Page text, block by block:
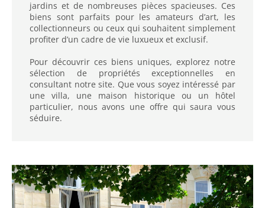
jardins et de nombreuses pièces spacieuses. Ces
biens sont parfaits pour les amateurs d’art, les
collectionneurs ou ceux qui souhaitent simplement
profiter d’un cadre de vie luxueux et exclusif.
Pour découvrir ces biens uniques, explorez notre
sélection de propriétés exceptionnelles en
consultant notre site. Que vous soyez intéressé par
une villa, une maison historique ou un hôtel
particulier, nous avons une offre qui saura vous
séduire.